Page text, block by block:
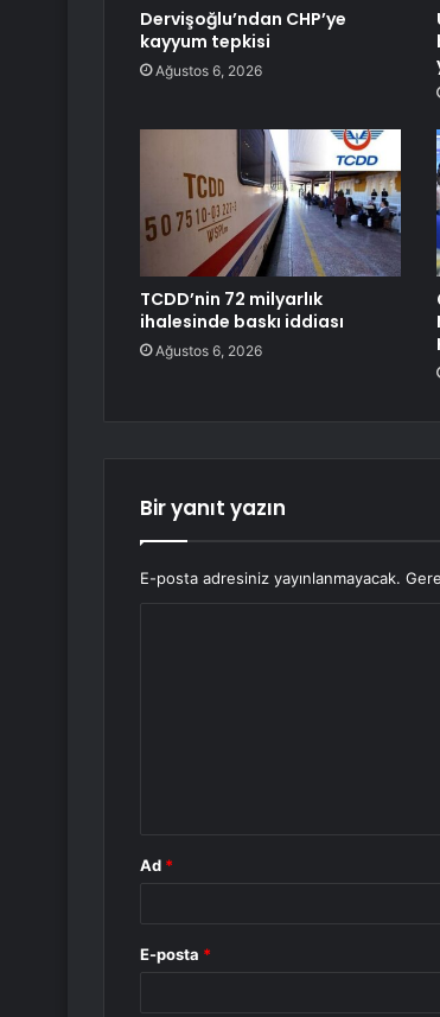
Dervişoğlu’ndan CHP’ye
kayyum tepkisi
Ağustos 6, 2026
TCDD’nin 72 milyarlık
ihalesinde baskı iddiası
Ağustos 6, 2026
Bir yanıt yazın
E-posta adresiniz yayınlanmayacak.
Ad *
E-posta *